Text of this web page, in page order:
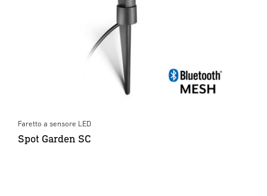
Faretto a sensore LED
Spot Garden SC